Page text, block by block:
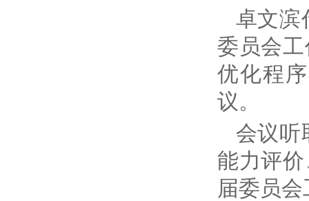
卓文滨
委员会
优化程
议。
会议听
能力评
届委员